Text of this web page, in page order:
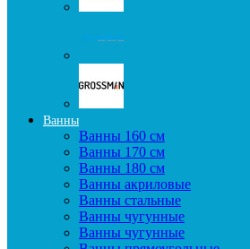
Ванны
Ванны 160 см
Ванны 170 см
Ванны 180 см
Ванны акриловые
Ванны стальные
Ванны чугунные
Ванны чугунные